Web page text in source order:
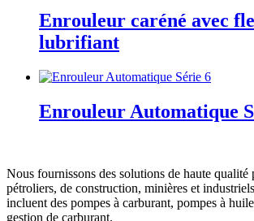
Enrouleur caréné avec
lubrifiant
Enrouleur Automatique
Nous fournissons des solutions de haute qualité
pétroliers, de construction, minières et
incluent des pompes à carburant, pompes à
gestion de carburant.